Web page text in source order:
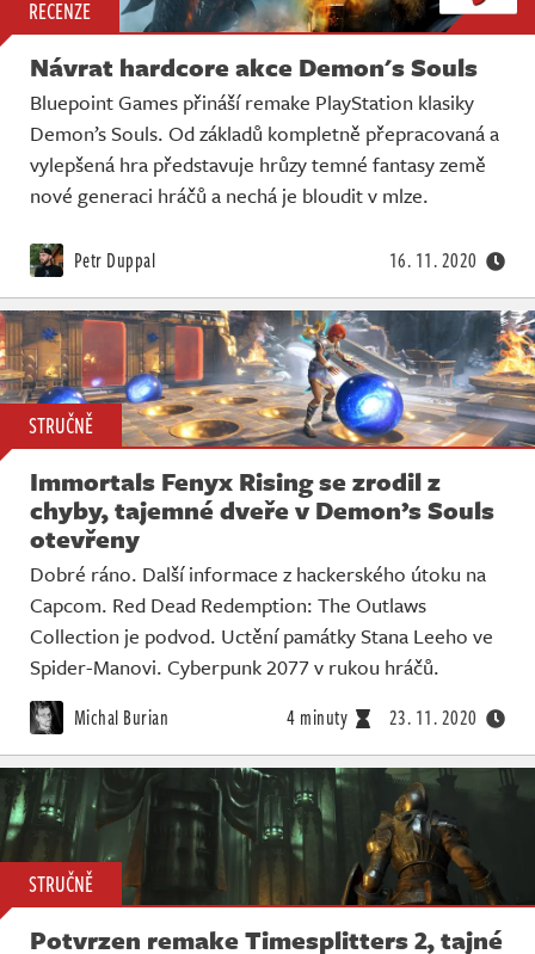
RECENZE
Návrat hardcore akce Demon's Souls
Bluepoint Games přináší remake PlayStation klasiky
Demon’s Souls. Od základů kompletně přepracovaná a
vylepšená hra představuje hrůzy temné fantasy země
nové generaci hráčů a nechá je bloudit v mlze.
Petr Duppal 16. 11. 2020
STRUČNĚ
Immortals Fenyx Rising se zrodil z
chyby, tajemné dveře v Demon’s Souls
otevřeny
Dobré ráno. Další informace z hackerského útoku na
Capcom. Red Dead Redemption: The Outlaws
Collection je podvod. Uctění památky Stana Leeho ve
Spider-Manovi. Cyberpunk 2077 v rukou hráčů.
Michal Burian 4 minuty 23. 11. 2020
STRUČNĚ
Potvrzen remake Timesplitters 2, tajné